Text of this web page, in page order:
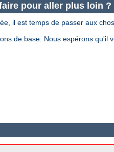
pour aller plus loin ?
il est temps de passer aux
de base. Nous espérons